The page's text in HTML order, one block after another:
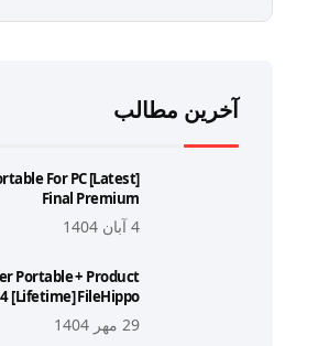
آخرین مطالب
Portable For PC [Latest]
Final Premium
Portable + Product
X64 [Lifetime] FileHippo